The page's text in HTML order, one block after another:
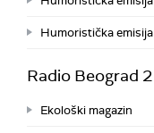
Humoristička emisija
Radio Beograd 2
Ekološki magazin